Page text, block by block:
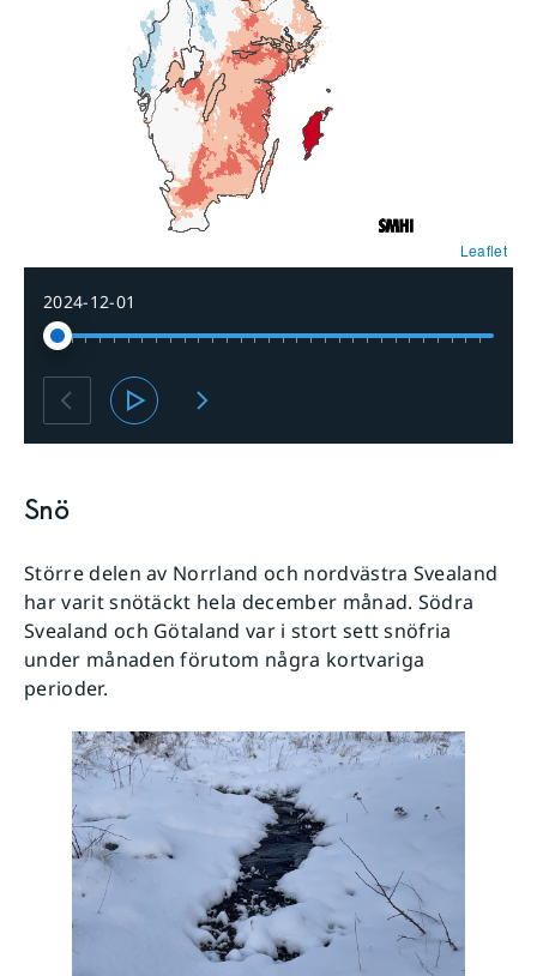
Leaflet
2024-12-01
Snö
Större delen av Norrland och nordvästra Svealand
har varit snötäckt hela december månad. Södra
Svealand och Götaland var i stort sett snöfria
under månaden förutom några kortvariga
perioder.